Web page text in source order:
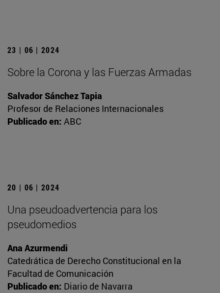
23 | 06 | 2024
Sobre la Corona y las Fuerzas Armadas
Salvador Sánchez Tapia
Profesor de Relaciones Internacionales
Publicado en: ABC
20 | 06 | 2024
Una pseudoadvertencia para los
pseudomedios
Ana Azurmendi
Catedrática de Derecho Constitucional en la
Facultad de Comunicación
Publicado en: Diario de Navarra